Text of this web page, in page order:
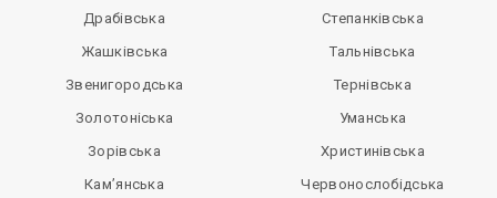
Драбівська
Жашківська
Звенигородська
Золотоніська
Зорівська
Кам’янська
Степанківська
Тальнівська
Тернівська
Уманська
Христинівська
Червонослобідська